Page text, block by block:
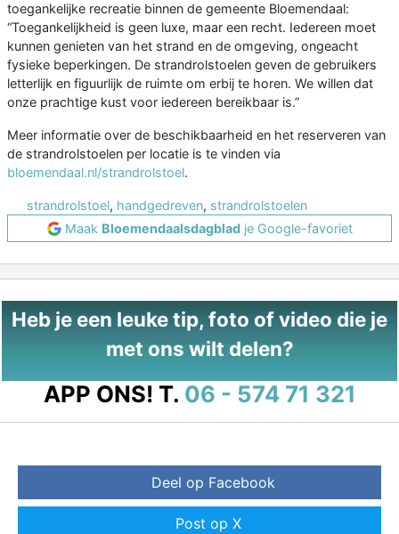
toegankelijke recreatie binnen de gemeente Bloemendaal:
“Toegankelijkheid is geen luxe, maar een recht. Iedereen moet
kunnen genieten van het strand en de omgeving, ongeacht
fysieke beperkingen. De strandrolstoelen geven de gebruikers
letterlijk en figuurlijk de ruimte om erbij te horen. We willen dat
onze prachtige kust voor iedereen bereikbaar is.”
Meer informatie over de beschikbaarheid en het reserveren van
de strandrolstoelen per locatie is te vinden via
bloemendaal.nl/strandrolstoel.
strandrolstoel, handgedreven, strandrolstoelen
Maak Bloemendaalsdagbladje Google-favoriet
Heb je een leuke tip, foto of video die je
met ons wilt delen?
APP ONS! T. 06 - 574 71 321
Deel op Facebook
Post op X